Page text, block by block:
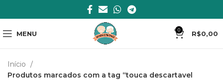
MENU 0 R$0,00
Início
Produtos marcados com a tag “touca descartavel